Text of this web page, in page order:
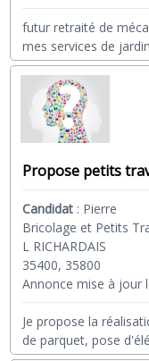
futur retraité de
mes services de
Propose petits
Candidat : Pierre
Bricolage et Petits
L RICHARDAIS
35400, 35800
Annonce mise à jour
Je propose la
de parquet, pose